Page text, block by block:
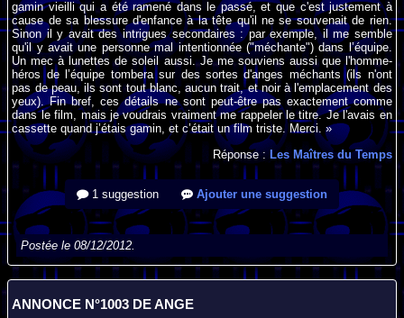
gamin vieilli qui a été ramené dans le passé, et que c'est justement à
cause de sa blessure d'enfance à la tête qu'il ne se souvenait de rien.
Sinon il y avait des intrigues secondaires : par exemple, il me semble
qu'il y avait une personne mal intentionnée ("méchante") dans l’équipe.
Un mec à lunettes de soleil aussi. Je me souviens aussi que l'homme-
héros de l’équipe tombera sur des sortes d'anges méchants (ils n'ont
pas de peau, ils sont tout blanc, aucun trait, et noir à l'emplacement des
yeux). Fin bref, ces détails ne sont peut-être pas exactement comme
dans le film, mais je voudrais vraiment me rappeler le titre. Je l'avais en
cassette quand j’étais gamin, et c’était un film triste. Merci. »
Réponse :Les Maîtres du Temps
1 suggestion Ajouter une suggestion
Postée le 08/12/2012.
ANNONCE N°1003 DE ANGE